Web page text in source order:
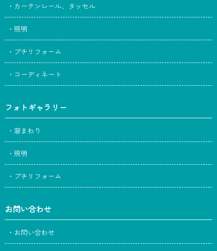
・カーテンレール、タッセル
・照明
・プチリフォーム
・コーディネート
フォトギャラリー
・窓まわり
・照明
・プチリフォーム
お問い合わせ
・お問い合わせ